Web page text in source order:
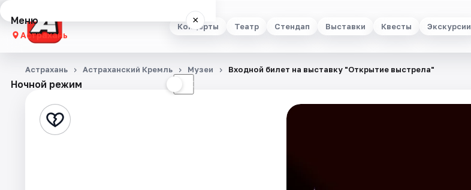
Концерты Театр Стендап Выставки Квесты Экскурсии
Меню ×
Астрахань
Концерты
Стендап
Ночной режим ☾
Астрахань Астраханский Кремль Музеи Входной билет на выставку "Открытие выстрела"